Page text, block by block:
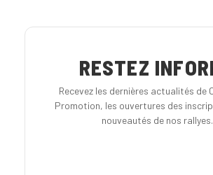
RESTEZ
Recevez les dernières actualités de
Promotion, les ouvertures des
nouveautés de nos rallyes.